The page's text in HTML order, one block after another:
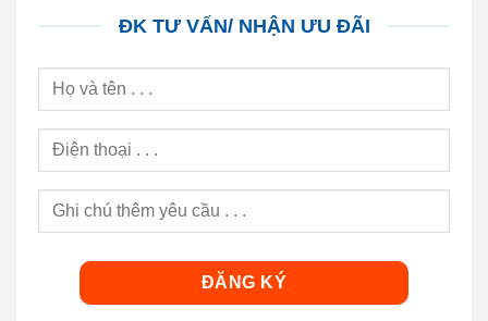
ĐK TƯ VẤN/ NHẬN ƯU ĐÃI